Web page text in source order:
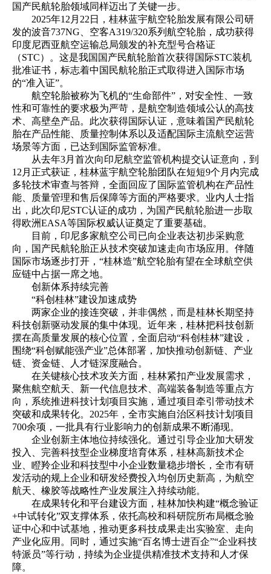
国产民航轮胎领域同样迈出了关键一步。
2025年12月22日，桂林蓝宇航空轮胎发展有限公司研
发的波音737NG、空客A319/320系列航空轮胎，成功获得
印度尼西亚航空运输总局颁发的补充型号合格证
（STC）。这是我国国产民航轮胎首次获得国际STC装机
批准证书，标志着中国民航轮胎正式取得进入国际市场
的“准入证”。
航空轮胎被称为飞机的“生命部件”，对安全性、一致
性和可靠性的要求极为严苛，是航空制造领域公认的高技
术、高壁垒产品。此次获得国际认证，意味着国产民航轮
胎在产品性能、质量控制体系以及适配国际主流航空运营
场景等方面，已达到国际监管标准。
从去年3月首次向印尼航空监管机构提交认证意向，到
12月正式获证，桂林蓝宇航空轮胎团队在短短9个月内完成
多轮技术审查与答辩，全面回应了国际监管机构在产品性
能、质量管理和售后保障等方面的严格要求。业内人士指
出，此次印尼STC认证的成功，为国产民航轮胎进一步取
得欧洲EASA等国际权威认证奠定了重要基础。
目前，印尼多家航空公司已向企业表达初步采购意
向，国产民航轮胎正从技术突破加速走向市场应用。伴随
国际市场逐步打开，“桂林造”航空轮胎有望在全球航空供
应链中占据一席之地。
创新体系持续完善
“科创桂林”建设加速成势
两家企业的接连突破，并非偶然，而是桂林长期坚持
科技创新驱动发展的集中体现。近年来，桂林把科技创新
摆在高质量发展的核心位置，全面启动“科创桂林”建设，
围绕“科创赋能强产业”总体部署，加快推动创新链、产业
链、资金链、人才链深度融合。
在关键核心技术攻关方面，桂林紧扣产业发展需求，
聚焦航空航天、新一代信息技术、高端装备制造等重点方
向，系统推进科技计划项目实施，通过项目牵引带动技术
突破和成果转化。2025年，全市实施自治区科技计划项目
700余项，一批具有行业影响力的创新成果不断涌现。
企业创新主体地位持续强化。通过引导企业加大研发
投入、完善科技型企业梯度培育体系，桂林高新技术企
业、瞪羚企业和科技型中小企业数量稳步增长，全市有研
发活动的规上企业和研发经费投入均创历史新高，为航空
航天、橡胶等战略性产业发展注入持续动能。
在成果转化和平台建设方面，桂林加快构建“概念验证
+中试转化”双支撑体系，依托高校和科研院所布局概念验
证中心和中试基地，推动更多科技成果走出实验室、走向
产业化应用。同时，通过实施“百名博士进百企”“企业科技
特派员”等行动，持续为企业提供精准技术支持和人才保
障。